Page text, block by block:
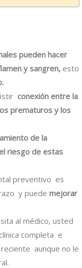
pueden hacer
y sangren, esto
conexión entre la
prematuros y los
de la
riesgo de estas
preventivo es
y puede mejorar
al médico, usted
completa e
aunque no le